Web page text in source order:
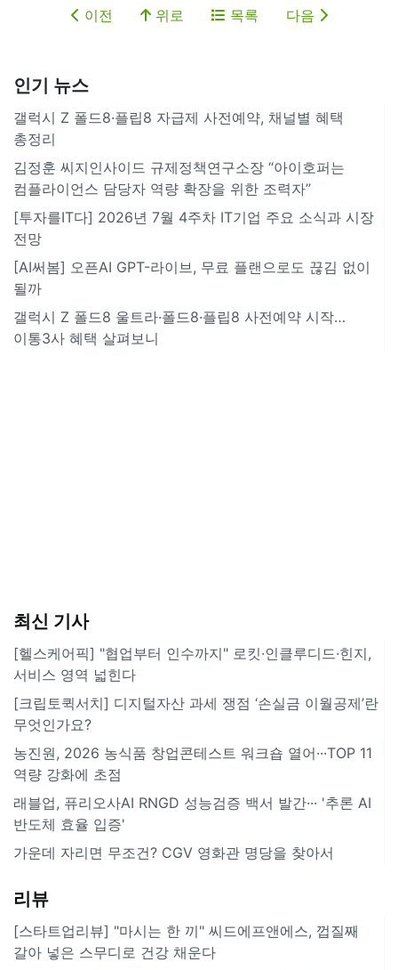
이전 위로 목록 다음
인기 뉴스
갤럭시 Z 폴드8·플립8 자급제 사전예약, 채널별 혜택
총정리
김정훈 씨지인사이드 규제정책연구소장 “아이호퍼는
컴플라이언스 담당자 역량 확장을 위한 조력자”
[투자를IT다] 2026년 7월 4주차 IT기업 주요 소식과 시장
전망
[AI써봄] 오픈AI GPT-라이브, 무료 플랜으로도 끊김 없이
될까
갤럭시 Z 폴드8 울트라·폴드8·플립8 사전예약 시작…
이통3사 혜택 살펴보니
최신 기사
[헬스케어픽] "협업부터 인수까지" 로킷·인클루디드·힌지,
서비스 영역 넓힌다
[크립토퀵서치] 디지털자산 과세 쟁점 ‘손실금 이월공제’란
무엇인가요?
농진원, 2026 농식품 창업콘테스트 워크숍 열어···TOP 11
역량 강화에 초점
래블업, 퓨리오사AI RNGD 성능검증 백서 발간··· '추론 AI
반도체 효율 입증'
가운데 자리면 무조건? CGV 영화관 명당을 찾아서
리뷰
[스타트업리뷰] "마시는 한 끼" 씨드에프앤에스, 껍질째
갈아 넣은 스무디로 건강 채운다